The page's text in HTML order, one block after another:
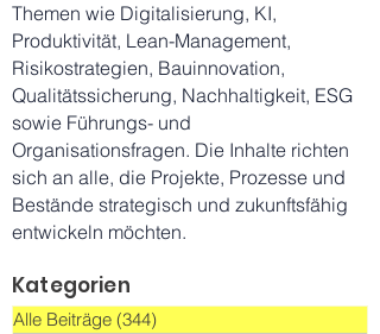
Themen wie Digitalisierung, KI,
Produktivität, Lean-Management,
Risikostrategien, Bauinnovation,
Qualitätssicherung, Nachhaltigkeit, ESG
sowie Führungs- und
Organisationsfragen. Die Inhalte richten
sich an alle, die Projekte, Prozesse und
Bestände strategisch und zukunftsfähig
entwickeln möchten.
Kategorien
Alle Beiträge (344)